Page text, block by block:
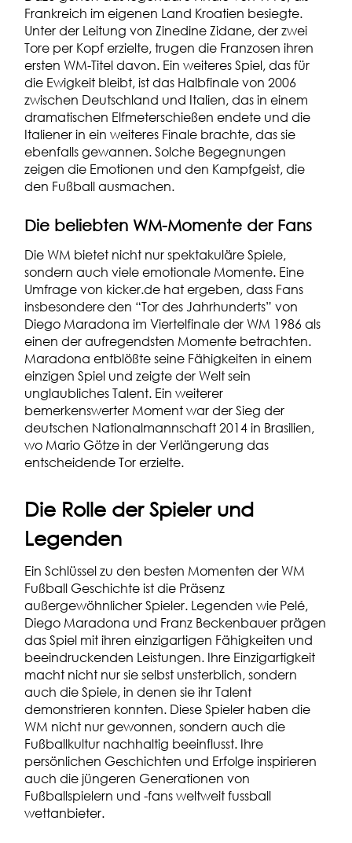
Frankreich im eigenen Land Kroatien besiegte.
Unter der Leitung von Zinedine Zidane, der zwei
Tore per Kopf erzielte, trugen die Franzosen ihren
ersten WM-Titel davon. Ein weiteres Spiel, das für
die Ewigkeit bleibt, ist das Halbfinale von 2006
zwischen Deutschland und Italien, das in einem
dramatischen Elfmeterschießen endete und die
Italiener in ein weiteres Finale brachte, das sie
ebenfalls gewannen. Solche Begegnungen
zeigen die Emotionen und den Kampfgeist, die
den Fußball ausmachen.
Die beliebten WM-Momente der Fans
Die WM bietet nicht nur spektakuläre Spiele,
sondern auch viele emotionale Momente. Eine
Umfrage von kicker.de hat ergeben, dass Fans
insbesondere den “Tor des Jahrhunderts” von
Diego Maradona im Viertelfinale der WM 1986 als
einen der aufregendsten Momente betrachten.
Maradona entblößte seine Fähigkeiten in einem
einzigen Spiel und zeigte der Welt sein
unglaubliches Talent. Ein weiterer
bemerkenswerter Moment war der Sieg der
deutschen Nationalmannschaft 2014 in Brasilien,
wo Mario Götze in der Verlängerung das
entscheidende Tor erzielte.
Die Rolle der Spieler und
Legenden
Ein Schlüssel zu den besten Momenten der WM
Fußball Geschichte ist die Präsenz
außergewöhnlicher Spieler. Legenden wie Pelé,
Diego Maradona und Franz Beckenbauer prägen
das Spiel mit ihren einzigartigen Fähigkeiten und
beeindruckenden Leistungen. Ihre Einzigartigkeit
macht nicht nur sie selbst unsterblich, sondern
auch die Spiele, in denen sie ihr Talent
demonstrieren konnten. Diese Spieler haben die
WM nicht nur gewonnen, sondern auch die
Fußballkultur nachhaltig beeinflusst. Ihre
persönlichen Geschichten und Erfolge inspirieren
auch die jüngeren Generationen von
Fußballspielern und -fans weltweit fussball
wettanbieter.